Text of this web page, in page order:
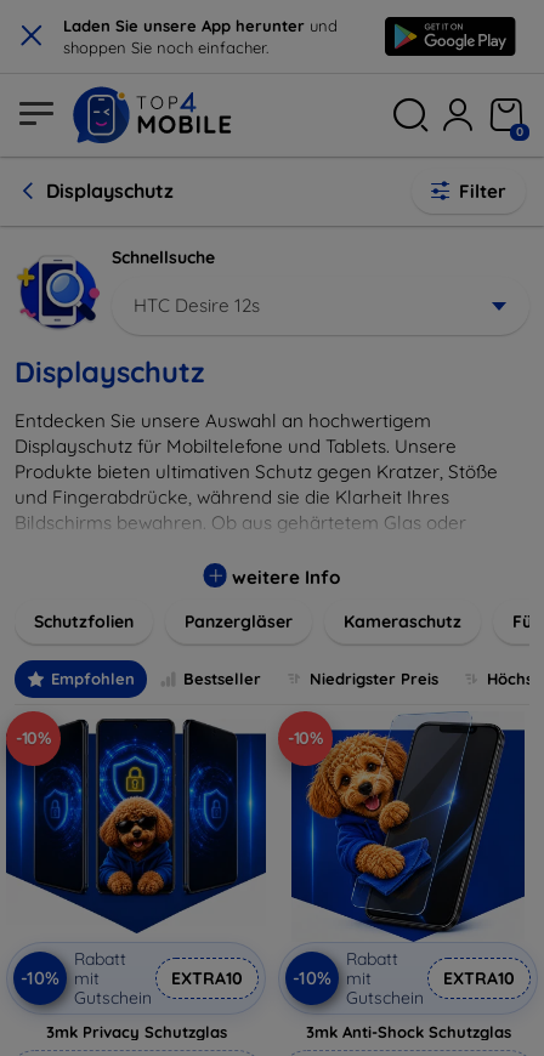
× Laden Sie unsere App herunter und
shoppen Sie noch einfacher.
0
Displayschutz Filter
Schnellsuche
HTC Desire 12s
Displayschutz
Entdecken Sie unsere Auswahl an hochwertigem
Displayschutz für Mobiltelefone und Tablets. Unsere
Produkte bieten ultimativen Schutz gegen Kratzer, Stöße
und Fingerabdrücke, während sie die Klarheit Ihres
Bildschirms bewahren. Ob aus gehärtetem Glas oder
installieren und passgenau für jedes Gerät, um eine
wertvolles Gerät mit unseren langlebigen und zuverlässigen
digitales Erlebnis.
weitere Info
Schutzfolien Panzergläser Kameraschutz
Empfohlen Bestseller Niedrigster Preis
-10%
-10%
Rabatt
mit
Gutschein
EXTRA10
3mk Privacy Schutzglas
-10%
-10%
Rabatt
mit
Gutschein
EXTRA10
3mk Anti-Shock Schutzglas